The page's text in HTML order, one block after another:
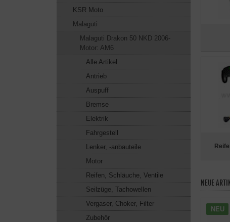
NEUE
NEU
KSR Moto
Malaguti
Malaguti Drakon 50 NKD 2006-
Motor: AM6
Alle Artikel
Antrieb
Auspuff
Bremse
Elektrik
Fahrgestell
Lenker, -anbauteile
Motor
Reifen, Schläuche, Ventile
Seilzüge, Tachowellen
Vergaser, Choker, Filter
Zubehör